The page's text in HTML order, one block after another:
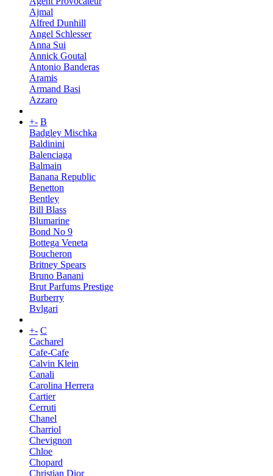
Ajmal
Alfred Dunhill
Angel Schlesser
Anna Sui
Annick Goutal
Antonio Banderas
Aramis
Armand Basi
Azzaro
+- B
Badgley Mischka
Baldinini
Balenciaga
Balmain
Banana Republic
Benetton
Bentley
Bill Blass
Blumarine
Bond No 9
Bottega Veneta
Boucheron
Britney Spears
Bruno Banani
Brut Parfums Prestige
Burberry
Bvlgari
+- C
Cacharel
Cafe-Cafe
Calvin Klein
Canali
Carolina Herrera
Cartier
Cerruti
Chanel
Charriol
Chevignon
Chloe
Chopard
Christian Dior